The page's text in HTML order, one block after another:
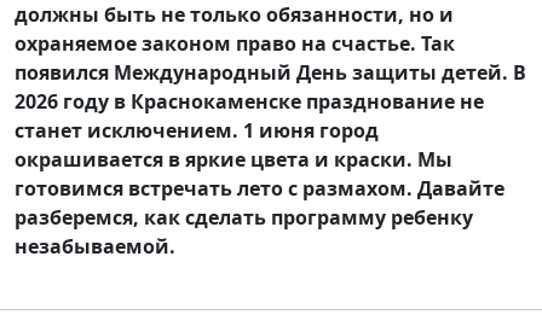
должны быть не только обязанности, но и
охраняемое законом право на счастье. Так
появился Международный День защиты детей. В
2026 году в Краснокаменске празднование не
станет исключением. 1 июня город
окрашивается в яркие цвета и краски. Мы
готовимся встречать лето с размахом. Давайте
разберемся, как сделать программу ребенку
незабываемой.